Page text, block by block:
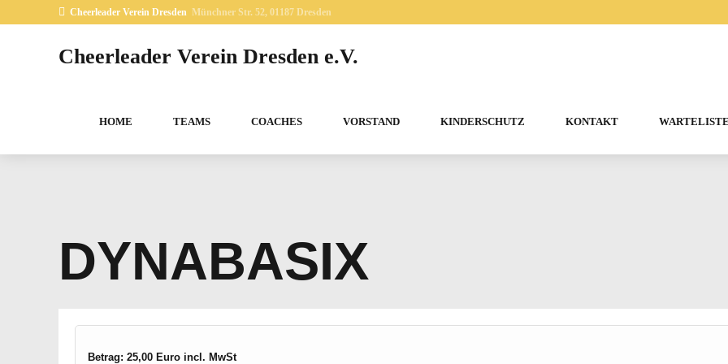
Cheerleader Verein Dresden Münchner Str. 52, 01187 Dresden
Cheerleader Verein Dresden e.V.
HOME TEAMS COACHES VORSTAND KINDERSCHUTZ KONTAKT
DYNABASIX
Betrag: 25,00 Euro incl. MwSt